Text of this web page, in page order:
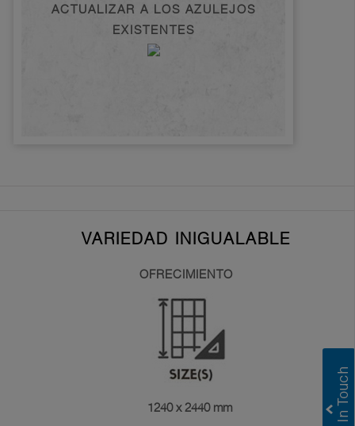
ACTUALIZAR A LOS AZULEJOS
EXISTENTES
VARIEDAD INIGUALABLE
OFRECIMIENTO
1240 x 2440 mm